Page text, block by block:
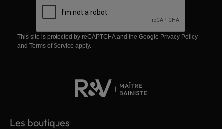
This site is protected by reCAPTCHA and the Google Privacy Policy
and Terms of Service apply.
Les boutiques